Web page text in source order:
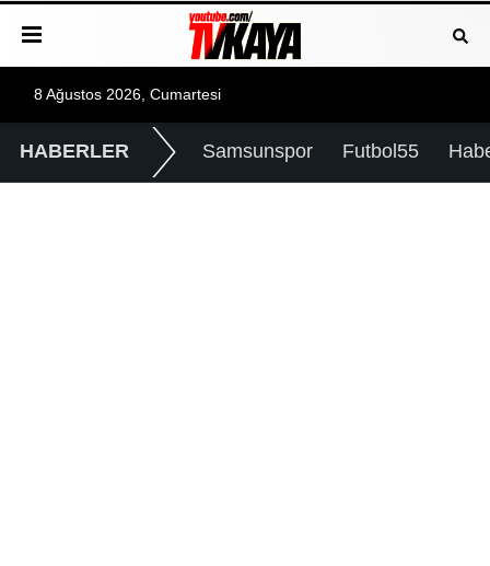
8 Ağustos 2026, Cumartesi
HABERLER Samsunspor Futbol55